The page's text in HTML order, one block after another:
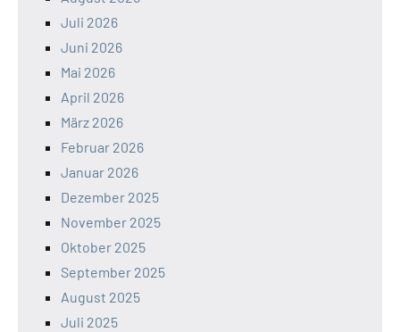
Juli 2026
Juni 2026
Mai 2026
April 2026
März 2026
Februar 2026
Januar 2026
Dezember 2025
November 2025
Oktober 2025
September 2025
August 2025
Juli 2025